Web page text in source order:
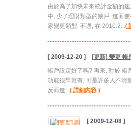
由於為了加快未來統計金額的
中, 少了理財類型的帳戶. 進而
家變更類型. 不過, 在 2010.2...(
[ 2009-12-20 ]
[更新] 變更 帳
帳戶設定好了嗎? 再來, 對於 帳
功能很早就有, 可是許多人不清
反而造...( 詳細內容 )
[ 2009-12-08 ]